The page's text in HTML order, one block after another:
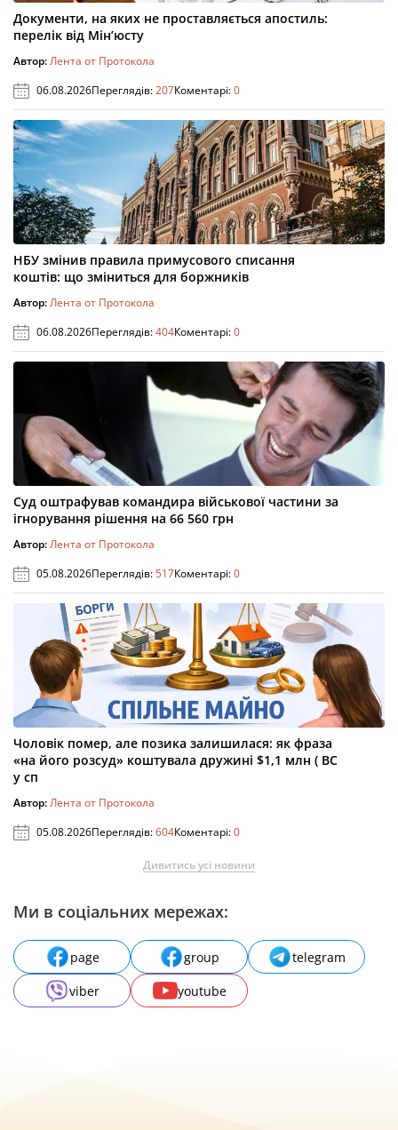
Документи, на яких не проставляється апостиль:
перелік від Мін’юсту
Автор:Лента от Протокола
06.08.2026Переглядів:207Коментарі:0
НБУ змінив правила примусового списання
коштів: що зміниться для боржників
Автор:Лента от Протокола
06.08.2026Переглядів:404Коментарі:0
Суд оштрафував командира військової частини за
ігнорування рішення на 66 560 грн
Автор:Лента от Протокола
05.08.2026Переглядів:517Коментарі:0
Чоловік помер, але позика залишилася: як фраза
«на його розсуд» коштувала дружині $1,1 млн ( ВС
у сп
Автор:Лента от Протокола
05.08.2026Переглядів:604Коментарі:0
Дивитись усі новини
Ми в соціальних мережах:
page group
telegram
viber
youtube